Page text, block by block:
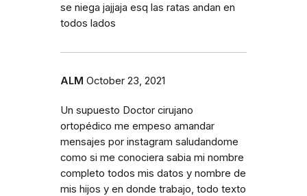
se niega jajjaja esq las ratas andan en
todos lados
ALM October 23, 2021
Un supuesto Doctor cirujano
ortopédico me empeso amandar
mensajes por instagram saludandome
como si me conociera sabia mi nombre
completo todos mis datos y nombre de
mis hijos y en donde trabajo, todo texto